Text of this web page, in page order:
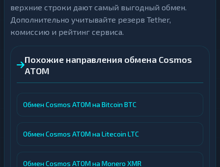
верхние строки дают самый выгодный обмен.
Дополнительно учитывайте резерв Tether,
комиссию и рейтинг сервиса.
Похожие направления обмена Cosmos
ATOM
Обмен Cosmos ATOM на Bitcoin BTC
Обмен Cosmos ATOM на Litecoin LTC
Обмен Cosmos ATOM на Monero XMR